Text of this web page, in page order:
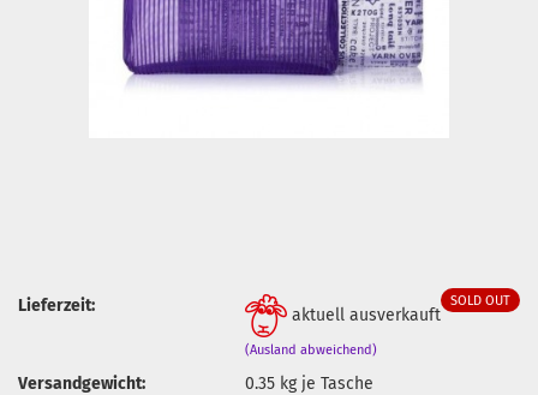
SOLD OUT
Lieferzeit: aktuell ausverkauft
(Ausland abweichend)
Versandgewicht: 0.35 kg je Tasche